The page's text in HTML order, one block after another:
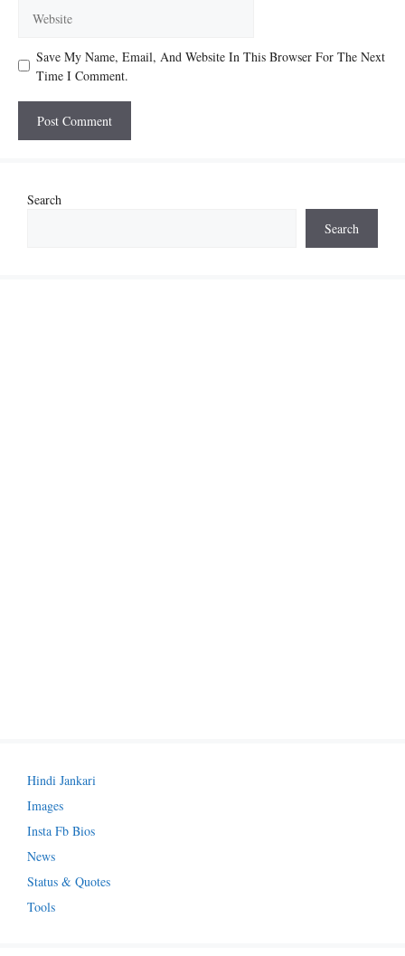
Save My Name, Email, And Website In This Browser For The Next
Time I Comment.
Search
Search
Hindi Jankari
Images
Insta Fb Bios
News
Status & Quotes
Tools